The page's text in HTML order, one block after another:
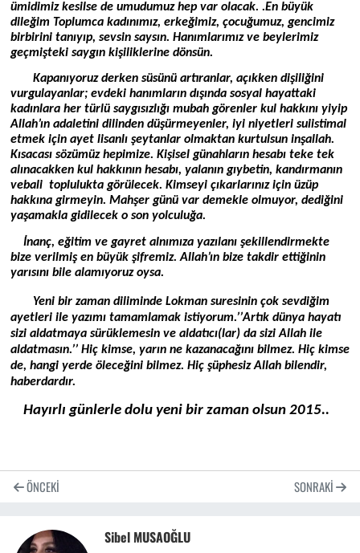
ümidimiz kesilse de umudumuz hep var olacak. .En büyük
dileğim Toplumca kadınımız, erkeğimiz, çocuğumuz, gencimiz
birbirini tanıyıp, sevsin saysın. Hanımlarımız ve beylerimiz
geçmişteki saygın kişiliklerine dönsün.
Kapanıyoruz derken süsünü artıranlar, açıkken dişiliğini
vurgulayanlar; evdeki hanımların dışında sosyal hayattaki
kadınlara her türlü saygısızlığı mubah görenler kul hakkını yiyip
Allah’ın adaletini dilinden düşürmeyenler, iyi niyetleri suiistimal
etmek için ayet lisanlı şeytanlar olmaktan kurtulsun inşallah.
Kısacası sözümüz hepimize. Kişisel günahların hesabı teke tek
alınacakken kul hakkının hesabı, yalanın gıybetin, kandırmanın
vebali toplulukta görülecek. Kimseyi çıkarlarınız için üzüp
hakkına girmeyin. Mahşer günü var demekle olmuyor, dediğini
yaşamakla gidilecek o son yolculuğa.
İnanç, eğitim ve gayret alnımıza yazılanı şekillendirmekte
bize verilmiş en büyük şifremiz. Allah’ın bize takdir ettiğinin
yarısını bile alamıyoruz oysa.
Yeni bir zaman diliminde Lokman suresinin çok sevdiğim
ayetleri ile yazımı tamamlamak istiyorum.’’Artık dünya hayatı
sizi aldatmaya sürüklemesin ve aldatıcı(lar) da sizi Allah ile
aldatmasın.’’ Hiç kimse, yarın ne kazanacağını bilmez. Hiç kimse
de, hangi yerde öleceğini bilmez. Hiç şüphesiz Allah bilendir,
haberdardır.
Hayırlı günlerle dolu yeni bir zaman olsun 2015..
ÖNCEKI SONRAKI
Sibel MUSAOĞLU